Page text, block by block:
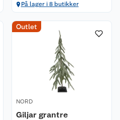
På lager i 8 butikker
Outlet
NORD
Giljar grantre